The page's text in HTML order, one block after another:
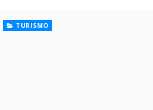
TURISMO